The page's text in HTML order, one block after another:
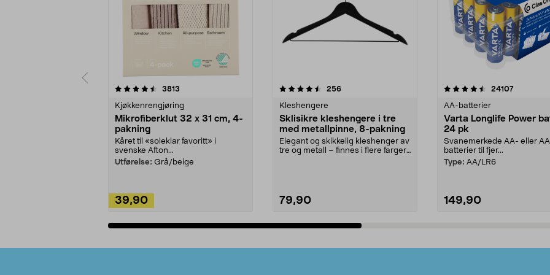
3813
Kjøkkenrengjøring
Mikrofiberklut 32 x 31 cm, 4-
pakning
Kåret til «soleklar favoritt» i
svenske Afton...
Utførelse: Grå/beige
39,90
4.5av 5 stjerner 256anmeldelser
Kleshengere
Sklisikre kleshengere i tre
med metallpinne, 8-pakning
Elegant og skikkelig kleshenger av
tre og metall – finnes i flere farger.
79,90
4.5av 5 stjerner 24107
AA-batterier
Varta Longlife Power
24 pk
Svanemerkede AA- eller
batterier til fjer...
Type: AA/LR6
149,90
4.5av 5 stjerner